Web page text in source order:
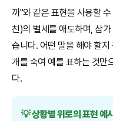
까"와 같은 표현을 사용할
친)의 별세를 애도하며, 삼
습니다. 어떤 말을 해야 할
개를 숙여 예를 표하는 것만
다.
💡 상황별 위로의 표현 예시